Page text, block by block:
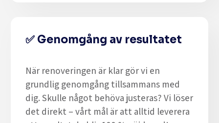
✅ Genomgång av resultatet
När renoveringen är klar gör vi en
grundlig genomgång tillsammans med
dig. Skulle något behöva justeras? Vi löser
det direkt – vårt mål är att alltid leverera